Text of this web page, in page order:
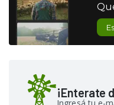
¡Enterate